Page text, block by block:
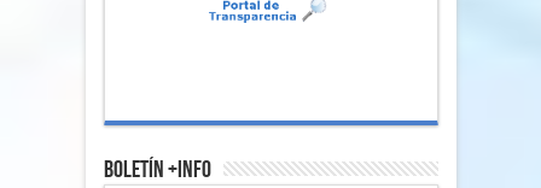
Boletín +Info